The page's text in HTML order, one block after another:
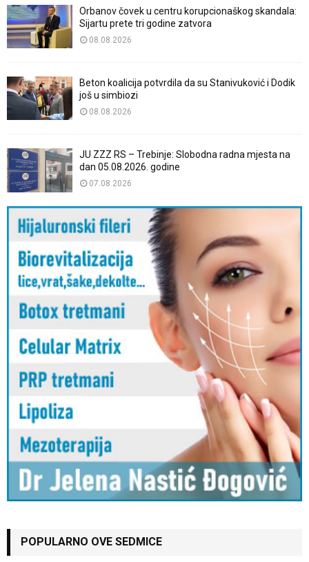
Orbanov čovek u centru korupcionaškog skandala:
Sijartu prete tri godine zatvora
08.08.2026
Beton koalicija potvrdila da su Stanivuković i Dodik
još u simbiozi
08.08.2026
JU ZZZ RS – Trebinje: Slobodna radna mjesta na
dan 05.08.2026. godine
07.08.2026
POPULARNO OVE SEDMICE